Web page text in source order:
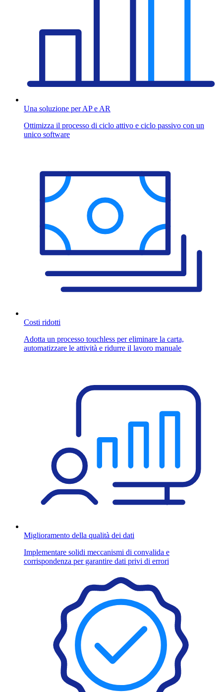
Una soluzione per AP e AR
Ottimizza il processo di ciclo attivo e ciclo passivo con un
unico software
Costi ridotti
Adotta un processo touchless per eliminare la carta,
automatizzare le attività e ridurre il lavoro manuale
Miglioramento della qualità dei dati
Implementare solidi meccanismi di convalida e
corrispondenza per garantire dati privi di errori